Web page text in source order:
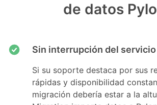
de datos
Sin interrupción del servicio
Si su soporte destaca por sus
rápidas y disponibilidad
migración debería estar a la